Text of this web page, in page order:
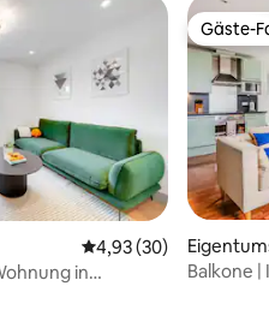
Durchschnittliche
4,93 (30)
in
Gäste-
Gäste-
Balkone |